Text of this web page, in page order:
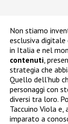
Non stiamo
esclusiva
in Italia e nel
contenuti ,
strategia che
Quello dell’hub
personaggi con
diversi tra loro.
Taccuino Viola
imparato a